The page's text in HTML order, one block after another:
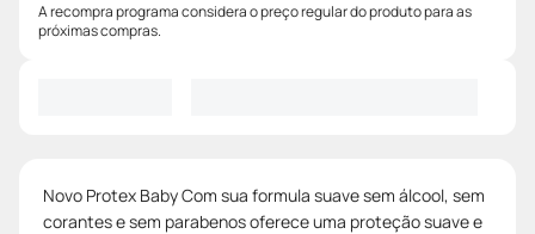
A recompra programa considera o preço regular do produto para as
próximas compras.
Novo Protex Baby Com sua formula suave sem álcool, sem
corantes e sem parabenos oferece uma proteção suave e